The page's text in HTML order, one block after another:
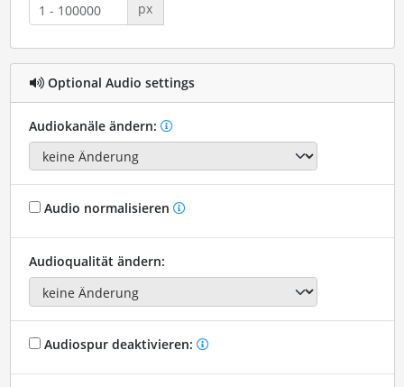
px
Optional Audio settings
Audiokanäle ändern:
Audio normalisieren
Audioqualität ändern:
Audiospur deaktivieren: